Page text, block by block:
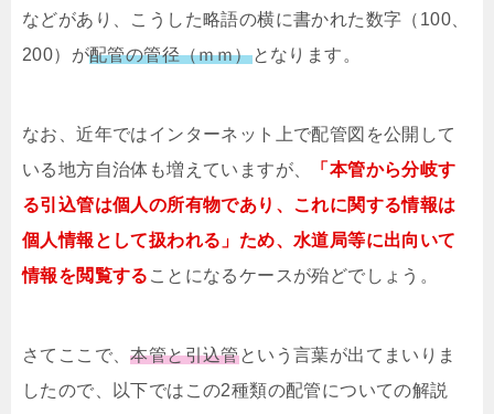
などがあり、こうした略語の横に書かれた数字（100、
200）が配管の管径（ｍｍ）となります。
なお、近年ではインターネット上で配管図を公開して
いる地方自治体も増えていますが、
「本管から分岐す
る引込管は個人の所有物であり、これに関する情報は
個人情報として扱われる」ため、水道局等に出向いて
情報を閲覧する ことになるケースが殆どでしょう。
さてここで、本管と引込管という言葉が出てまいりま
したので、以下ではこの2種類の配管についての解説